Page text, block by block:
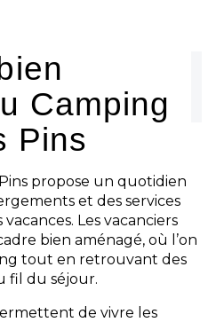
activités
pratiques
Camping
Pins
Pins propose un quotidien
et des services
Les vacanciers
bien aménagé, où l’on
tout en retrouvant des
fil du séjour.
de vivre les